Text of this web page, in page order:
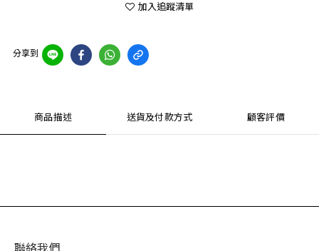
加入追蹤清單
分享到
商品描述 送貨及付款方式 顧客評價
聯絡我們